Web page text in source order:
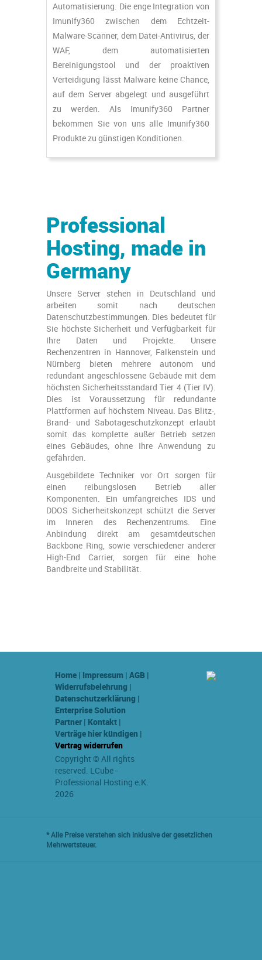
Automatisierung. Die enge Integration von
Imunify360 zwischen dem Echtzeit-
Malware-Scanner, dem Datei-Antivirus, der
WAF, dem automatisierten
Bereinigungstool und der proaktiven
Verteidigung lässt Malware keine Chance,
auf dem Server abgelegt und ausgeführt
zu werden. Als Imunify360 Partner
bekommen Sie von uns alle Imunify360
Produkte zu günstigen Konditionen.
Professional
Hosting, made in
Germany
Unsere Server stehen in Deutschland und
arbeiten somit nach deutschen
Datenschutzbestimmungen. Dies bedeutet für
Sie höchste Sicherheit und Verfügbarkeit für
Ihre Daten und Projekte. Unsere
Rechenzentren in Hannover, Falkenstein und
Nürnberg bieten mehrere autonom und
redundant angeschlossene Gebäude mit dem
höchsten Sicherheitsstandard Tier 4 (Tier IV).
Dies ist Voraussetzung für redundante
Plattformen auf höchstem Niveau. Das Blitz-,
Brand- und Sabotageschutzkonzept erlaubt
somit das komplette außer Betrieb setzen
eines Gebäudes, ohne Ihre Anwendung zu
gefährden.
Ausgebildete Techniker vor Ort sorgen für
einen reibungslosen Betrieb aller
Komponenten. Ein umfangreiches IDS und
DDOS Sicherheitskonzept schützt die Server
im Inneren des Rechenzentrums. Eine
Anbindung direkt am gesamtdeutschen
Backbone Ring, sowie verschiedener anderer
High-End Carrier, sorgen für eine hohe
Bandbreite und Stabilität.
Home | Impressum | AGB |
Widerrufsbelehrung |
Datenschutzerklärung |
Enterprise Solution
Partner | Kontakt |
Verträge hier kündigen |
Vertrag widerrufen
Copyright © All rights
reserved. LCube -
Professional Hosting e.K.
2026
* Alle Preise verstehen sich inklusive der gesetzlichen
Mehrwertsteuer.